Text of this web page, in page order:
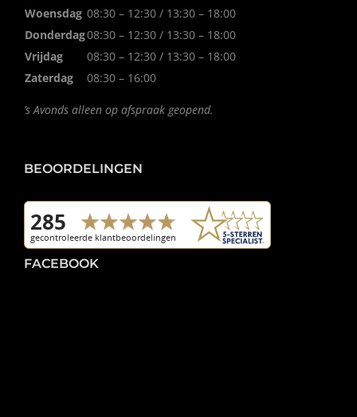
Woensdag 08:30 – 12:30 / 13:30 – 18:00
Donderdag08:30 – 12:30 / 13:30 – 18:00
Vrijdag
08:30 – 12:30 / 13:30 – 18:00
Zaterdag
08:30 – 16:00
’s Avonds alleen op afspraak geopend.
BEOORDELINGEN
FACEBOOK